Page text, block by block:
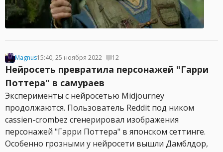
Magnus15:40, 25 ноября 2022 12
Нейросеть превратила персонажей "Гарри
Поттера" в самураев
Эксперименты с нейросетью Midjourney
продолжаются. Пользователь Reddit под ником
cassien-crombez сгенерировал изображения
персонажей "Гарри Поттера" в японском сеттинге.
Особенно грозными у нейросети вышли Дамблдор,